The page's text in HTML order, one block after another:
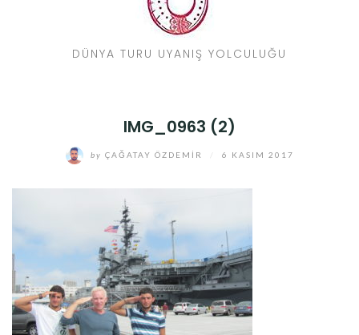
DÜNYA TURU UYANIŞ YOLCULUĞU
IMG_0963 (2)
by ÇAĞATAY ÖZDEMIR 6 KASIM 2017